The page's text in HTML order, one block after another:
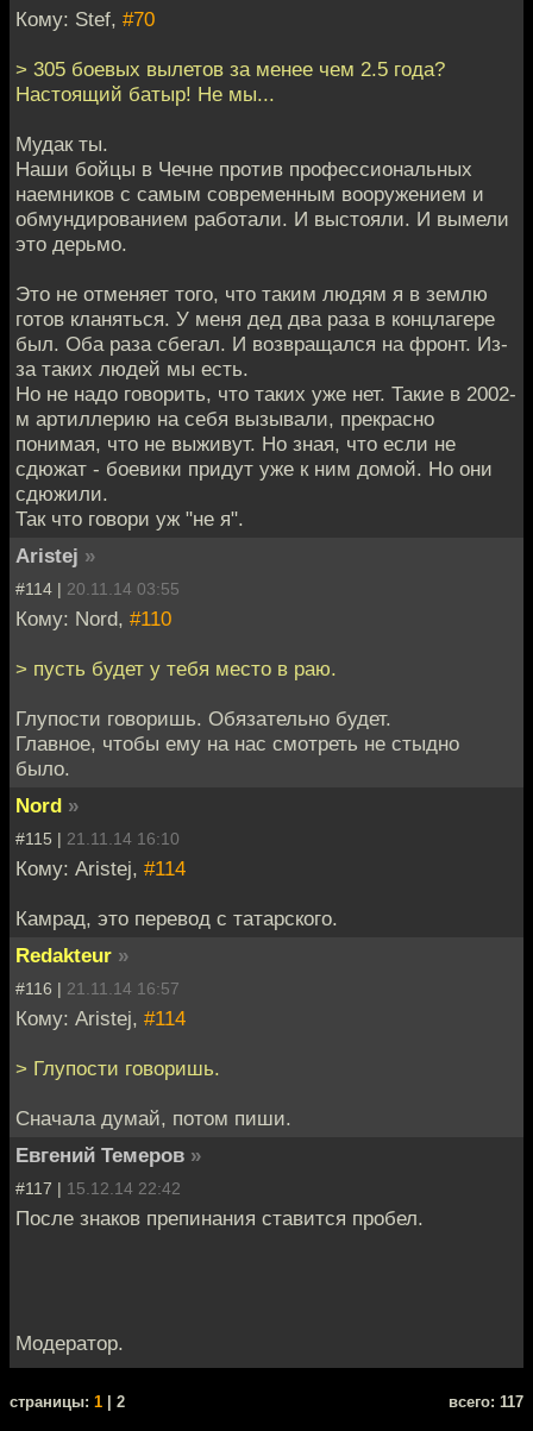
Кому: Stef, #70
> 305 боевых вылетов за менее чем 2.5 года?
Настоящий батыр! Не мы...
Мудак ты.
Наши бойцы в Чечне против профессиональных
наемников с самым современным вооружением и
обмундированием работали. И выстояли. И вымели
это дерьмо.
Это не отменяет того, что таким людям я в землю
готов кланяться. У меня дед два раза в концлагере
был. Оба раза сбегал. И возвращался на фронт. Из-
за таких людей мы есть.
Но не надо говорить, что таких уже нет. Такие в 2002-
м артиллерию на себя вызывали, прекрасно
понимая, что не выживут. Но зная, что если не
сдюжат - боевики придут уже к ним домой. Но они
сдюжили.
Так что говори уж "не я".
Aristej »
#114 | 20.11.14 03:55
Кому: Nord, #110
> пусть будет у тебя место в раю.
Глупости говоришь. Обязательно будет.
Главное, чтобы ему на нас смотреть не стыдно
было.
Nord »
#115 | 21.11.14 16:10
Кому: Aristej, #114
Камрад, это перевод с татарского.
Redakteur »
#116 | 21.11.14 16:57
Кому: Aristej, #114
> Глупости говоришь.
Сначала думай, потом пиши.
Евгений Темеров »
#117 | 15.12.14 22:42
После знаков препинания ставится пробел.
Модератор.
cтраницы: 1 | 2 всего: 117